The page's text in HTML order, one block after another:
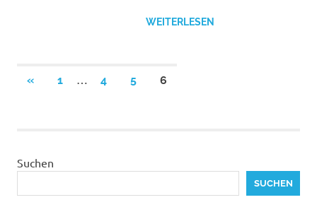
WEITERLESEN
Beitragsnavigation
«VORHERIGE
1 4 5 6
Suchen
SUCHEN